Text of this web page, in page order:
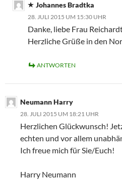
Johannes Bradtka
28. JULI 2015 UM 15:30 UHR
Danke, liebe Frau
Herzliche Grüße in den
ANTWORTEN
Neumann Harry
28. JULI 2015 UM 18:21 UHR
Herzlichen Glückwunsch!
echten und vor allem
Ich freue mich für Sie/Euch!
Harry Neumann